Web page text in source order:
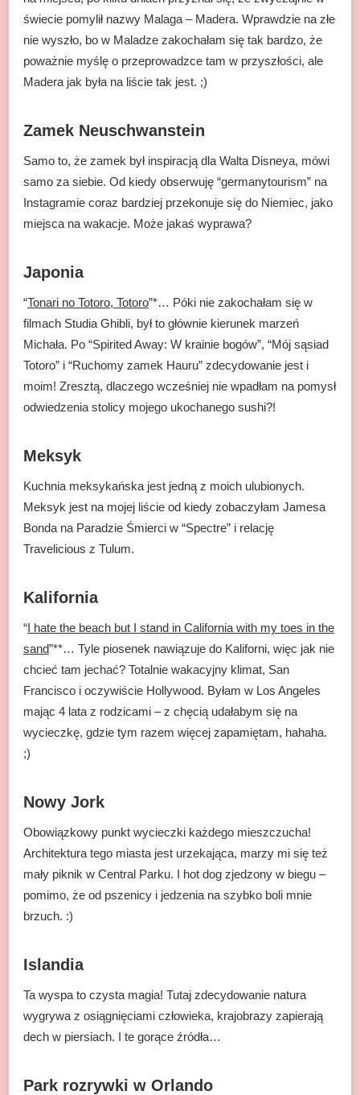
świecie pomylił nazwy Malaga – Madera. Wprawdzie na złe
nie wyszło, bo w Maladze zakochałam się tak bardzo, że
poważnie myślę o przeprowadzce tam w przyszłości, ale
Madera jak była na liście tak jest. ;)
Zamek Neuschwanstein
Samo to, że zamek był inspiracją dla Walta Disneya, mówi
samo za siebie. Od kiedy obserwuję “germanytourism” na
Instagramie coraz bardziej przekonuje się do Niemiec, jako
miejsca na wakacje. Może jakaś wyprawa?
Japonia
“Tonari no Totoro, Totoro”*… Póki nie zakochałam się w
filmach Studia Ghibli, był to głównie kierunek marzeń
Michała. Po “Spirited Away: W krainie bogów”, “Mój sąsiad
Totoro” i “Ruchomy zamek Hauru” zdecydowanie jest i
moim! Zresztą, dlaczego wcześniej nie wpadłam na pomysł
odwiedzenia stolicy mojego ukochanego sushi?!
Meksyk
Kuchnia meksykańska jest jedną z moich ulubionych.
Meksyk jest na mojej liście od kiedy zobaczyłam Jamesa
Bonda na Paradzie Śmierci w “Spectre” i relację
Travelicious z Tulum.
Kalifornia
“I hate the beach but I stand in California with my toes in the
sand”**… Tyle piosenek nawiązuje do Kaliforni, więc jak nie
chcieć tam jechać? Totalnie wakacyjny klimat, San
Francisco i oczywiście Hollywood. Byłam w Los Angeles
mając 4 lata z rodzicami – z chęcią udałabym się na
wycieczkę, gdzie tym razem więcej zapamiętam, hahaha.
;)
Nowy Jork
Obowiązkowy punkt wycieczki każdego mieszczucha!
Architektura tego miasta jest urzekająca, marzy mi się też
mały piknik w Central Parku. I hot dog zjedzony w biegu –
pomimo, że od pszenicy i jedzenia na szybko boli mnie
brzuch. :)
Islandia
Ta wyspa to czysta magia! Tutaj zdecydowanie natura
wygrywa z osiągnięciami człowieka, krajobrazy zapierają
dech w piersiach. I te gorące źródła…
Park rozrywki w Orlando